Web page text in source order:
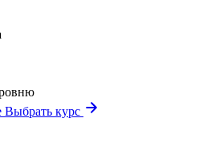
Выбрать курс